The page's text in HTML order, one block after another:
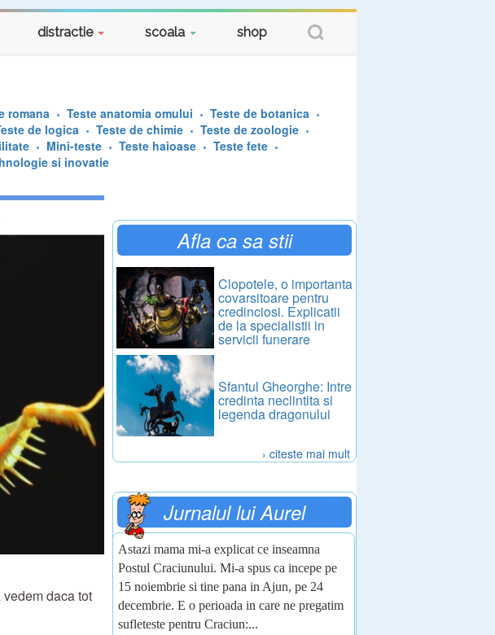
distractie scoala shop
romana Teste anatomia omului
Teste de botanica
de logica Teste de chimie
Teste de zoologie
Mini-teste Teste haioase
Teste fete
si inovatie
daca tot
Afla ca sa stii
Clopotele, o importanta
covarsitoare pentru
credinciosi. Explicatii
de la specialistii in
servicii funerare
Sfantul Gheorghe: Intre
credinta neclintita si
legenda dragonului
› citeste mai mult
Jurnalul lui Aurel
Astazi mama mi-a explicat ce inseamna
Postul Craciunului. Mi-a spus ca incepe pe
15 noiembrie si tine pana in Ajun, pe 24
decembrie. E o perioada in care ne pregatim
sufleteste pentru Craciun:...